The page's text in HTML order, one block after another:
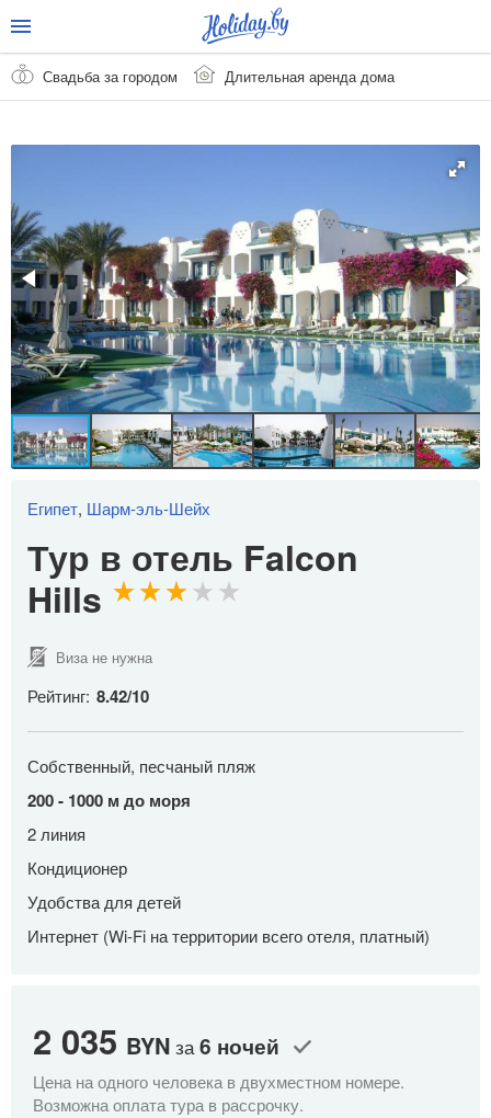
Свадьба за городом Длительная аренда дома
Египет, Шарм-эль-Шейх
Тур в отель Falcon
Hills
Виза не нужна
Рейтинг: 8.42/10
Собственный, песчаный пляж
200 - 1000 м до моря
2 линия
Кондиционер
Удобства для детей
Интернет (Wi-Fi на территории всего отеля, платный)
2 035 BYN за6 ночей
Цена на одного человека в двухместном номере.
Возможна оплата тура в рассрочку.